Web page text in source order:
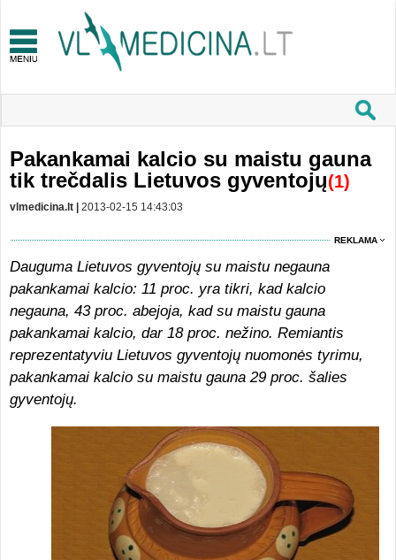
Pakankamai kalcio su maistu gauna
tik trečdalis Lietuvos gyventojų(1)
vlmedicina.lt | 2013-02-15 14:43:03
REKLAMA
Dauguma Lietuvos gyventojų su maistu negauna
pakankamai kalcio: 11 proc. yra tikri, kad kalcio
negauna, 43 proc. abejoja, kad su maistu gauna
pakankamai kalcio, dar 18 proc. nežino. Remiantis
reprezentatyviu Lietuvos gyventojų nuomonės tyrimu,
pakankamai kalcio su maistu gauna 29 proc. šalies
gyventojų.